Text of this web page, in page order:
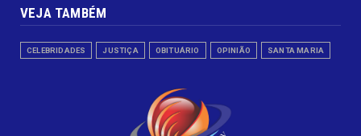
VEJA TAMBÉM
CELEBRIDADES JUSTIÇA OBITUÁRIO OPINIÃO SANTA MARIA